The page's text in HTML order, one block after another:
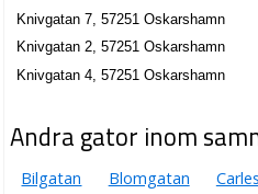
Knivgatan 7, 57251 Oskarshamn
Knivgatan 2, 57251 Oskarshamn
Knivgatan 4, 57251 Oskarshamn
Andra gator inom
Bilgatan Blomgatan